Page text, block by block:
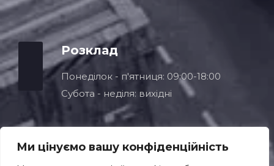
Ми цінуємо вашу конфіденційність
Розклад
Понеділок - п'ятниця: 09:00-18:00
Субота - неділя: вихідні